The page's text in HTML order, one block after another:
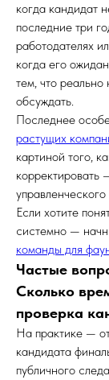
когда кандидат
последние три
работодателях
когда его
тем, что
обсуждать.
Последнее
растущих
картиной того,
корректировать
Если хотите
системно —
команды для
Частые
Сколько
проверка
На практике —
кандидата
публичного